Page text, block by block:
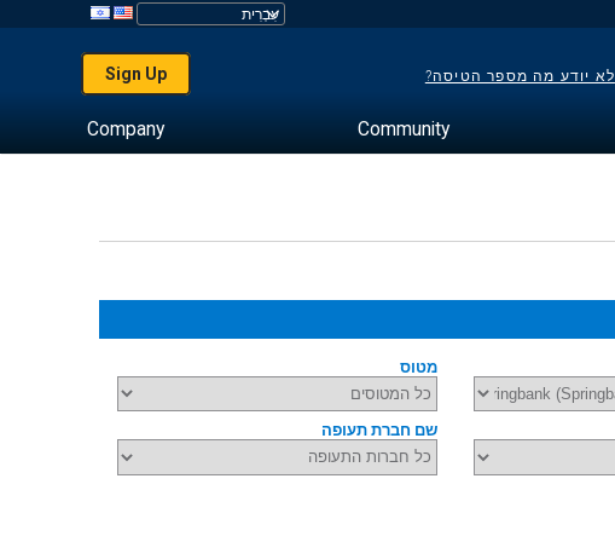
לא יודע מה מספר הטיסה? Sign Up
Community
Company
מטוס
שם חברת תעופה